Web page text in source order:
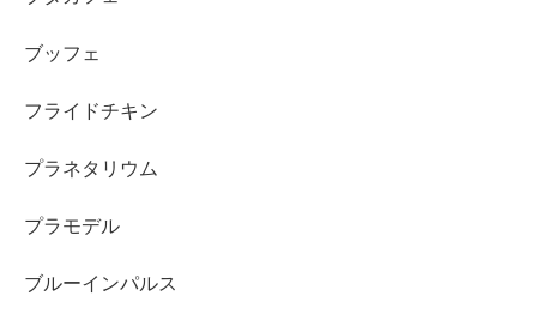
ブッフェ
フライドチキン
プラネタリウム
プラモデル
ブルーインパルス